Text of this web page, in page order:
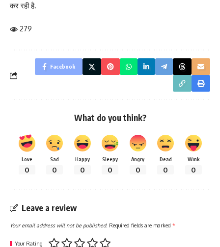
कर रही है.
279
Facebook
What do you think?
Love
0
Sad
0
Happy
0
Sleepy
0
Angry
0
Dead
0
Wink
0
Leave a review
Your email address will not be published. Required fields are marked *
Your Rating